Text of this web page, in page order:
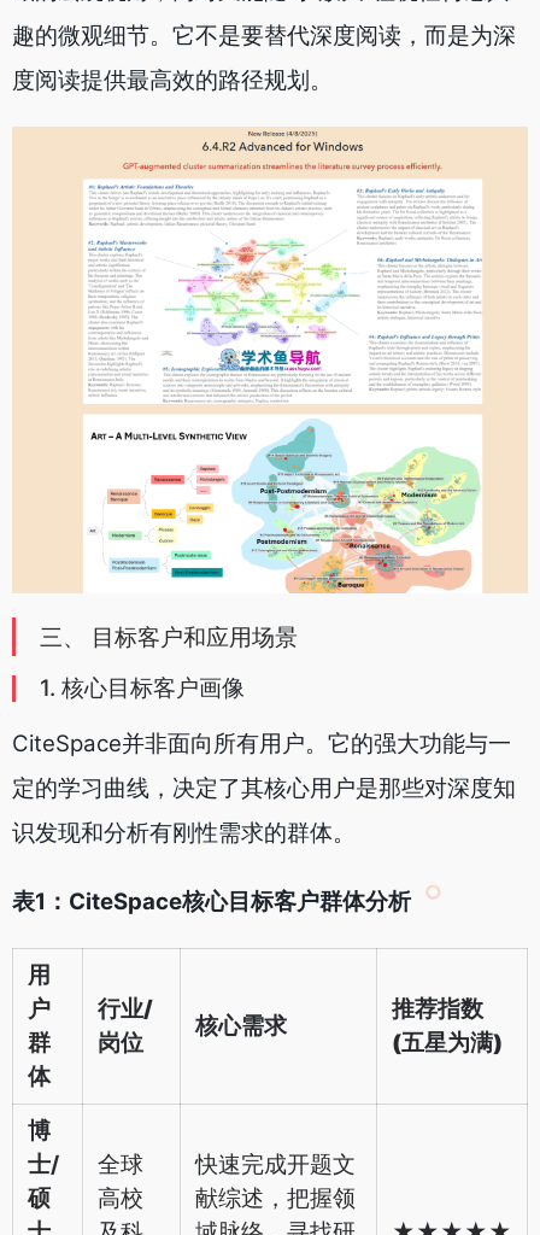
趣的微观细节。它不是要替代深度阅读，而是为深
度阅读提供最高效的路径规划。
三、 目标客户和应用场景
1. 核心目标客户画像
CiteSpace并非面向所有用户。它的强大功能与一
定的学习曲线，决定了其核心用户是那些对深度知
识发现和分析有刚性需求的群体。
表1：CiteSpace核心目标客户群体分析
用
户
群
体
行业/
岗位
核心需求
推荐指数
(五星为满)
博
士/
硕
全球
高校
快速完成开题文
献综述，把握领